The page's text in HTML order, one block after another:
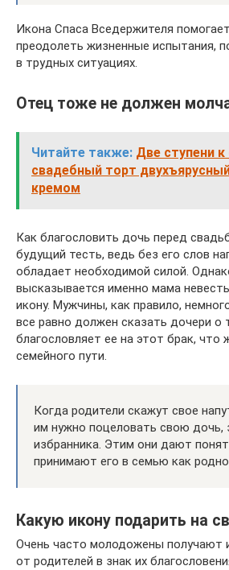
Икона Спаса Вседержителя
преодолеть жизненные испытания,
в трудных ситуациях.
Отец тоже не должен
Читайте также: Две ступени
свадебный торт
кремом
Как благословить дочь перед
будущий тесть, ведь без его слов
обладает необходимой силой.
высказывается именно мама
икону. Мужчины, как правило,
все равно должен сказать дочери о
благословляет ее на этот брак, что
семейного пути.
Когда родители скажут свое
им нужно поцеловать свою дочь,
избранника. Этим они дают
принимают его в семью как
Какую икону подарить на
Очень часто молодожены получают
от родителей в знак их